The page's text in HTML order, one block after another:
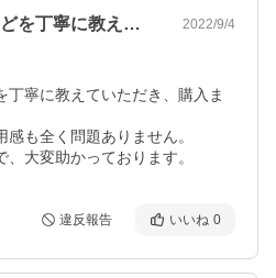
商品の適合や、種類などを丁寧に教えてい… 2022/9/4
丁寧に教えていただき、購入ま
も全く問題ありません。
大変助かっております。
違反報告 いいね 0